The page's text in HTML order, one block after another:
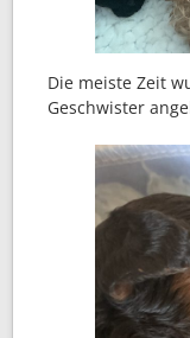
Die meiste Zeit
Geschwister